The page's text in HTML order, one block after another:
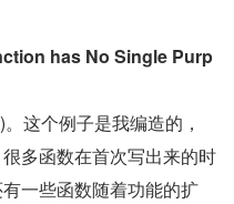
has No Single Purp
这个例子是我编造的，
多函数在首次写出来的时
一些函数随着功能的扩